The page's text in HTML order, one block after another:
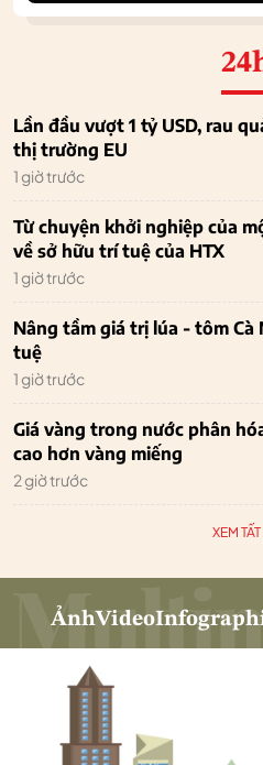
Lần đầu vượt 1 tỷ USD, rau
thị trường EU
1 giờ trước
Từ chuyện khởi nghiệp của
về sở hữu trí tuệ của HTX
1 giờ trước
Nâng tầm giá trị lúa - tôm Cà
tuệ
1 giờ trước
Giá vàng trong nước phân
cao hơn vàng miếng
2 giờ trước
XEM
ẢnhVideo